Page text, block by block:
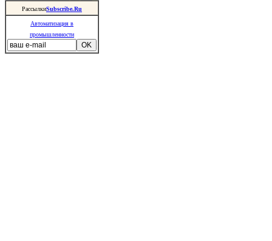
РассылкиSubscribe.Ru
Автоматизация в
промышленности